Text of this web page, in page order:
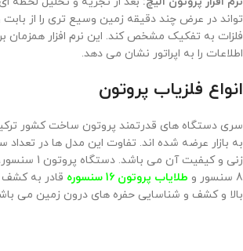
تواند در عرض چند دقیقه زمین وسیع تری را از بابت
فلزات به تفکیک مشخص کند. این نرم افزار
اطلاعات را به اپراتور نشان می دهد.
انواع فلزیاب پروتون
سری دستگاه های قدرتمند پروتون ساخت کشور
به بازار عرضه شده اند. تفاوت این مدل ها در
8 سنسور و
طلایاب پروتون 16 سنسوره
قادر به کشف
بالا و کشف و شناسایی حفره های درون زمین می